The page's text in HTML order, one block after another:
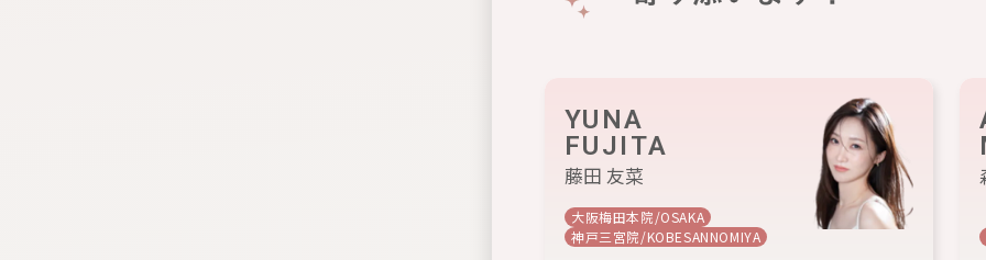
YUNA
FUJITA
藤田 友菜
大阪梅田本院/OSAKA
神戸三宮院/KOBESANNOMIYA